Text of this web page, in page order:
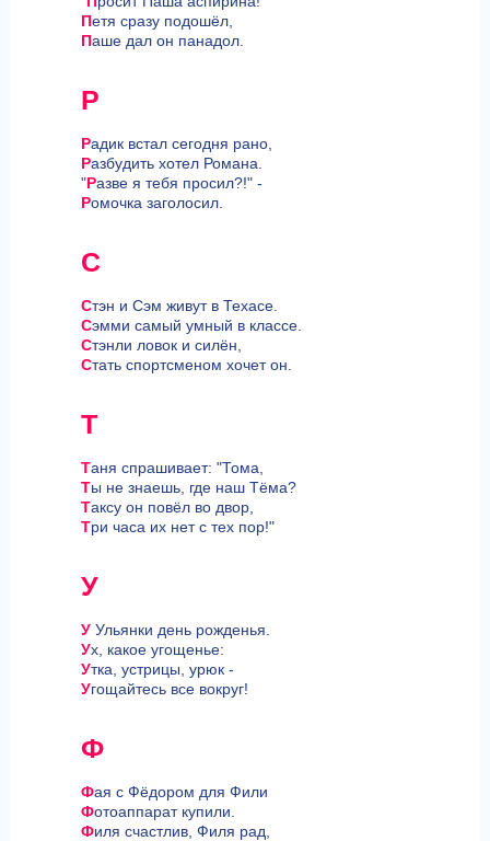
Петя сразу подошёл,
Паше дал он панадол.
Р
Радик встал сегодня рано,
Разбудить хотел Романа.
"Разве я тебя просил?!" -
Ромочка заголосил.
С
Стэн и Сэм живут в Техасе.
Сэмми самый умный в классе.
Стэнли ловок и силён,
Стать спортсменом хочет он.
Т
Таня спрашивает: "Тома,
Ты не знаешь, где наш Тёма?
Таксу он повёл во двор,
Три часа их нет с тех пор!"
У
У Ульянки день рожденья.
Ух, какое угощенье:
Утка, устрицы, урюк -
Угощайтесь все вокруг!
Ф
Фая с Фёдором для Фили
Фотоаппарат купили.
Филя счастлив, Филя рад,